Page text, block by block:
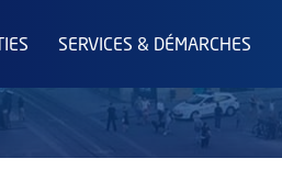
SERVICES & DÉMARCHES